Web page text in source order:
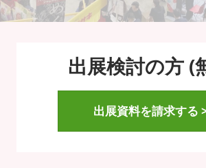
EXPO
出展検討の方 (
出展資料を請求する